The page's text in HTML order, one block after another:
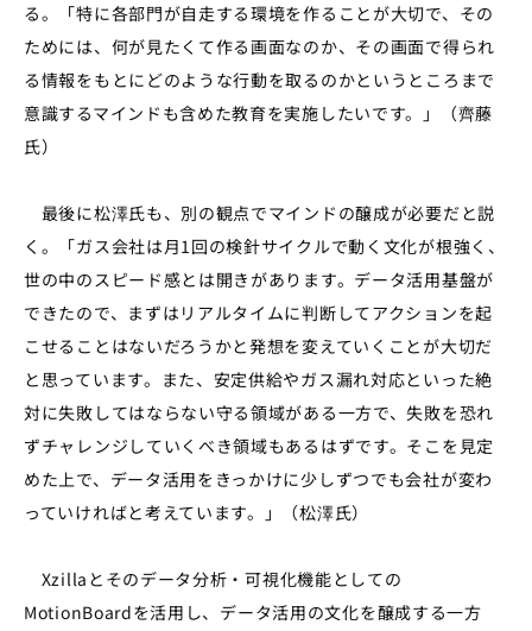
る。「特に各部門が自走する環境を作ることが大切で、その
ためには、何が見たくて作る画面なのか、その画面で得られ
る情報をもとにどのような行動を取るのかというところまで
意識するマインドも含めた教育を実施したいです。」（齊藤
氏）
最後に松澤氏も、別の観点でマインドの醸成が必要だと説
く。「ガス会社は月1回の検針サイクルで動く文化が根強く、
世の中のスピード感とは開きがあります。データ活用基盤が
できたので、まずはリアルタイムに判断してアクションを起
こせることはないだろうかと発想を変えていくことが大切だ
と思っています。また、安定供給やガス漏れ対応といった絶
対に失敗してはならない守る領域がある一方で、失敗を恐れ
ずチャレンジしていくべき領域もあるはずです。そこを見定
めた上で、データ活用をきっかけに少しずつでも会社が変わ
っていければと考えています。」（松澤氏）
Xzillaとそのデータ分析・可視化機能としての
MotionBoardを活用し、データ活用の文化を醸成する一方